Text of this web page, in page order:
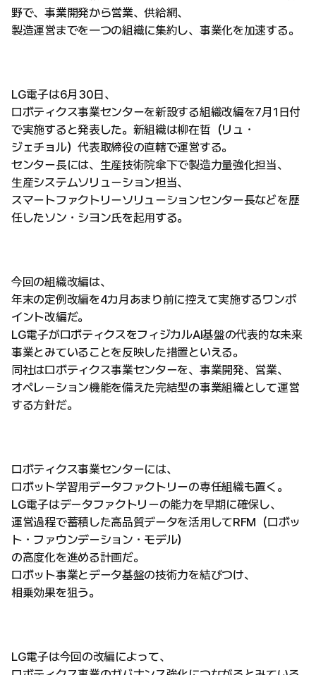
野で、事業開発から営業、供給網、
製造運営までを一つの組織に集約し、事業化を加速する。
LG電子は6月30日、
ロボティクス事業センターを新設する組織改編を7月1日付
で実施すると発表した。新組織は柳在哲（リュ・
ジェチョル）代表取締役の直轄で運営する。
センター長には、生産技術院傘下で製造力量強化担当、
生産システムソリューション担当、
スマートファクトリーソリューションセンター長などを歴
任したソン・シヨン氏を起用する。
今回の組織改編は、
年末の定例改編を4カ月あまり前に控えて実施するワンポ
イント改編だ。
LG電子がロボティクスをフィジカルAI基盤の代表的な未来
事業とみていることを反映した措置といえる。
同社はロボティクス事業センターを、事業開発、営業、
オペレーション機能を備えた完結型の事業組織として運営
する方針だ。
ロボティクス事業センターには、
ロボット学習用データファクトリーの専任組織も置く。
LG電子はデータファクトリーの能力を早期に確保し、
運営過程で蓄積した高品質データを活用してRFM（ロボッ
ト・ファウンデーション・モデル）
の高度化を進める計画だ。
ロボット事業とデータ基盤の技術力を結びつけ、
相乗効果を狙う。
LG電子は今回の改編によって、